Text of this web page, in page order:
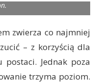
zwierza co najmniej
– z korzyścią dla
Jednak poza
trzyma poziom.